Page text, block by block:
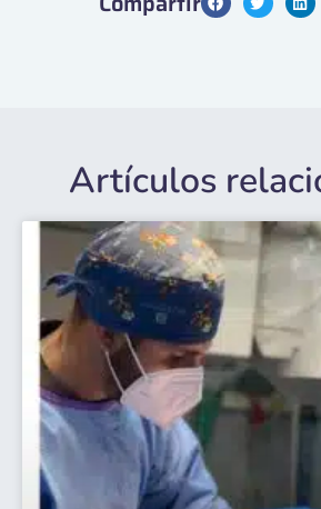
Artículos